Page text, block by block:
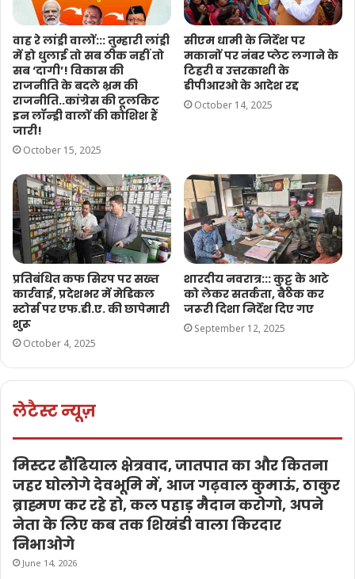
वाह रे लांड्री वालों::: तुम्हारी लांड्री
में हो धुलाई तो सब ठीक नहीं तो
सब ‘दागी’! विकास की
राजनीति के बदले भ्रम की
राजनीति..कांग्रेस की टूलकिट
इन लॉन्ड्री वालों की कोशिश हैं
जारी!
October 15, 2025
सीएम धामी के निर्देश पर
मकानों पर नंबर प्लेट लगाने के
टिहरी व उत्तरकाशी के
डीपीआरओ के आदेश रद्द
October 14, 2025
प्रतिबंधित कफ सिरप पर सख्त
कार्रवाई, प्रदेशभर में मेडिकल
स्टोर्स पर एफ.डी.ए. की छापेमारी
शुरू
October 4, 2025
शारदीय नवरात्र::: कुट्टू के आटे
को लेकर सतर्कता, बैठक कर
जरूरी दिशा निर्देश दिए गए
September 12, 2025
लेटैस्ट न्यूज़
मिस्टर ढौंढियाल क्षेत्रवाद, जातपात का और कितना
जहर घोलोगे देवभूमि में, आज गढ़वाल कुमाऊं, ठाकुर
ब्राह्मण कर रहे हो, कल पहाड़ मैदान करोगो, अपने
नेता के लिए कब तक शिखंडी वाला किरदार
निभाओगे
June 14, 2026